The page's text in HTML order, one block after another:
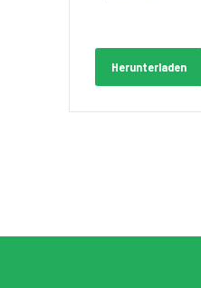
Herunterladen